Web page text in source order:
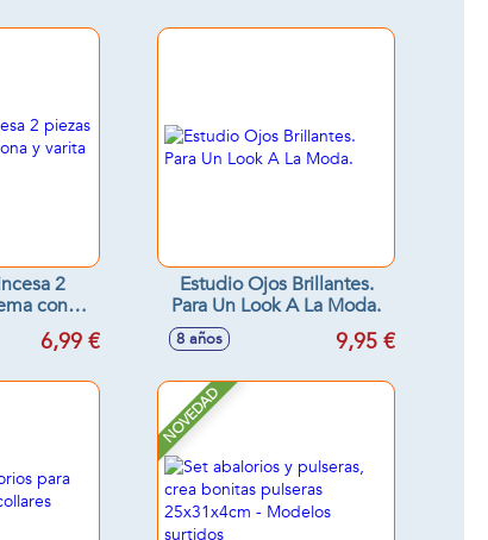
2
con
con6,99 €
Estudio Ojos Brillantes.
Para Un Look A La Moda.
8 años 9,95 €
NOVEDAD